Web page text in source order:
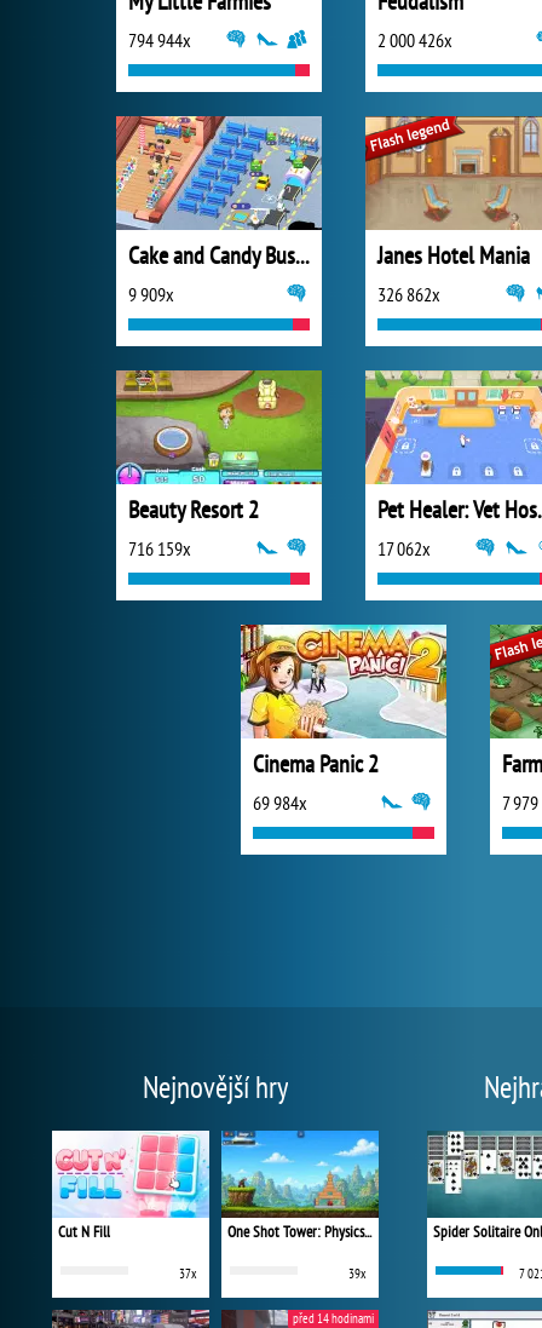
794 944x 2 000 426x
Cake and Candy Business Tycoon
9 909x
Janes Hotel Mania
326 862x
Beauty Resort 2
716 159x
Pet
17 062x
Cinema Panic 2
69 984x 7
Nejnovější hry
Cut N Fill
37x
One Shot Tower: Physics Destroyer
39x
před 14 hodinami
Spider Solitaire
7